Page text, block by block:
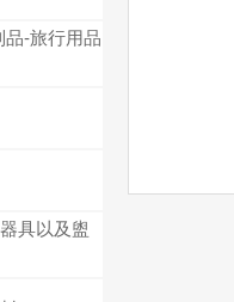
品-旅行用品
具以及盥